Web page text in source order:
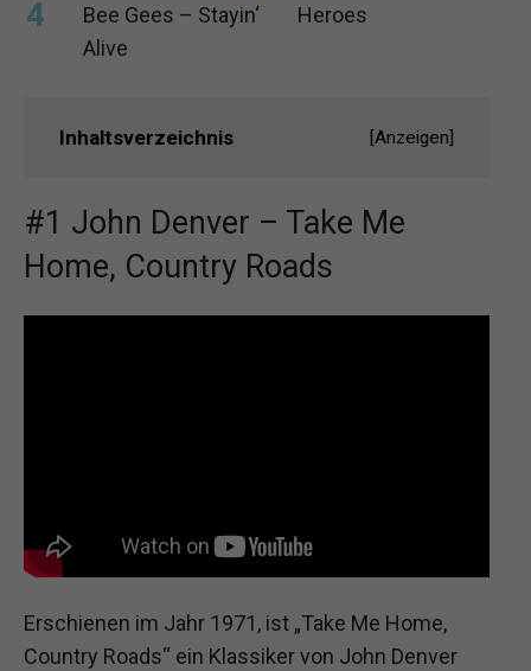
Bee Gees – Stayin‘
Alive
Heroes
Inhaltsverzeichnis [Anzeigen]
#1 John Denver – Take Me
Home, Country Roads
Erschienen im Jahr 1971, ist „Take Me Home,
Country Roads“ ein Klassiker von John Denver